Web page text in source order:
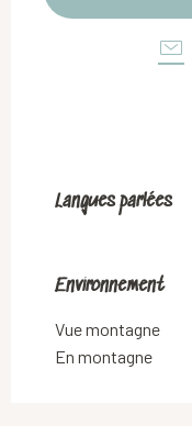
Langues parlées
Langues parlées
Environnement
Environnement
Vue montagne
En montagne